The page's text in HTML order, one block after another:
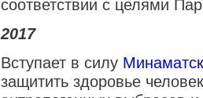
соответствии с целями
2017
Вступает в силу
защитить здоровье